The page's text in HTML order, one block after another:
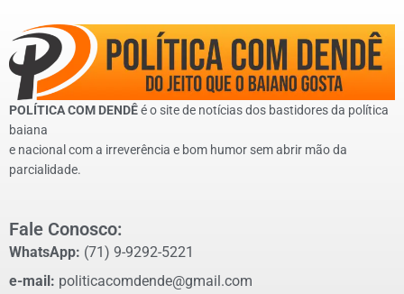
POLÍTICA COM DENDÊé o site de notícias dos bastidores da política
baiana
e nacional com a irreverência e bom humor sem abrir mão da
parcialidade.
Fale Conosco:
WhatsApp: (71) 9-9292-5221
e-mail: politicacomdende@gmail.com